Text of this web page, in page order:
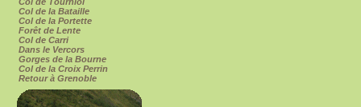
Col de la Bataille
Col de la Portette
Forêt de Lente
Col de Carri
Dans le Vercors
Gorges de la Bourne
Col de la Croix Perrin
Retour à Grenoble